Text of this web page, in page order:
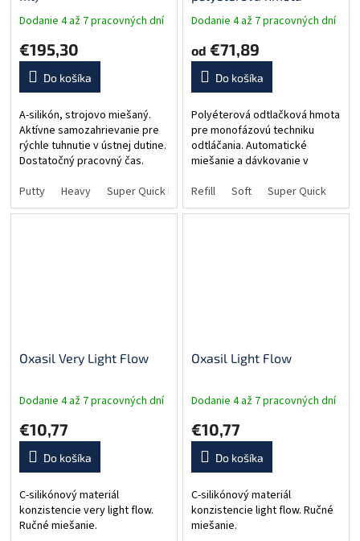
Dodanie 4 až 7 pracovných dní
€195,30
Do košíka
A-silikón, strojovo miešaný.
Aktívne samozahrievanie pre
rýchle tuhnutie v ústnej dutine.
Dostatočný pracovný čas.
zatekanie a dokonalú
reprodukciu detailov....
Putty Heavy Super Quick Heavy
Dodanie 4 až 7 pracovných dní
od €71,89
Do košíka
Polyéterová odtlačková hmota
pre monofázovú techniku
odtláčania. Automatické
miešanie a dávkovanie v
miešacom zariadení.
Refill Soft Super Quick
Oxasil Very Light Flow
Dodanie 4 až 7 pracovných dní
€10,77
Do košíka
C-silikónový materiál
konzistencie very light flow.
Ručné miešanie.
Oxasil Light Flow
Dodanie 4 až 7 pracovných dní
€10,77
Do košíka
C-silikónový materiál
konzistencie light flow. Ručné
miešanie.